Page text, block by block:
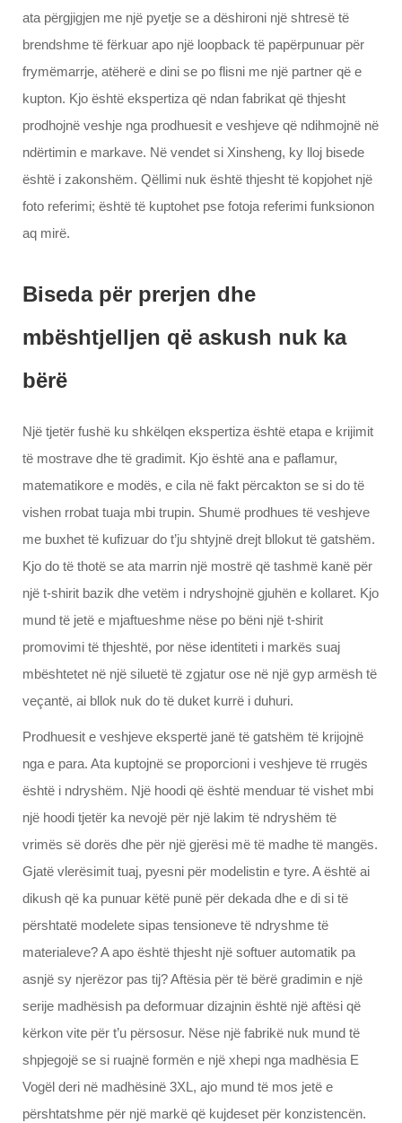
ata përgjigjen me një pyetje se a dëshironi një shtresë të
brendshme të fërkuar apo një loopback të papërpunuar për
frymëmarrje, atëherë e dini se po flisni me një partner që e
kupton. Kjo është ekspertiza që ndan fabrikat që thjesht
prodhojnë veshje nga prodhuesit e veshjeve që ndihmojnë në
ndërtimin e markave. Në vendet si Xinsheng, ky lloj bisede
është i zakonshëm. Qëllimi nuk është thjesht të kopjohet një
foto referimi; është të kuptohet pse fotoja referimi funksionon
aq mirë.
Biseda për prerjen dhe
mbështjelljen që askush nuk ka
bërë
Një tjetër fushë ku shkëlqen ekspertiza është etapa e krijimit
të mostrave dhe të gradimit. Kjo është ana e paflamur,
matematikore e modës, e cila në fakt përcakton se si do të
vishen rrobat tuaja mbi trupin. Shumë prodhues të veshjeve
me buxhet të kufizuar do t’ju shtyjnë drejt bllokut të gatshëm.
Kjo do të thotë se ata marrin një mostrë që tashmë kanë për
një t-shirit bazik dhe vetëm i ndryshojnë gjuhën e kollaret. Kjo
mund të jetë e mjaftueshme nëse po bëni një t-shirit
promovimi të thjeshtë, por nëse identiteti i markës suaj
mbështetet në një siluetë të zgjatur ose në një gyp armësh të
veçantë, ai bllok nuk do të duket kurrë i duhuri.
Prodhuesit e veshjeve ekspertë janë të gatshëm të krijojnë
nga e para. Ata kuptojnë se proporcioni i veshjeve të rrugës
është i ndryshëm. Një hoodi që është menduar të vishet mbi
një hoodi tjetër ka nevojë për një lakim të ndryshëm të
vrimës së dorës dhe për një gjerësi më të madhe të mangës.
Gjatë vlerësimit tuaj, pyesni për modelistin e tyre. A është ai
dikush që ka punuar këtë punë për dekada dhe e di si të
përshtatë modelete sipas tensioneve të ndryshme të
materialeve? A apo është thjesht një softuer automatik pa
asnjë sy njerëzor pas tij? Aftësia për të bërë gradimin e një
serije madhësish pa deformuar dizajnin është një aftësi që
kërkon vite për t’u përsosur. Nëse një fabrikë nuk mund të
shpjegojë se si ruajnë formën e një xhepi nga madhësia E
Vogël deri në madhësinë 3XL, ajo mund të mos jetë e
përshtatshme për një markë që kujdeset për konzistencën.